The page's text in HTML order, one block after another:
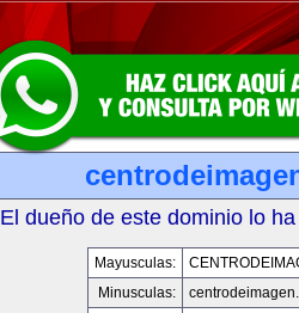
El dueño de este dominio lo
Mayusculas:
Minusculas: